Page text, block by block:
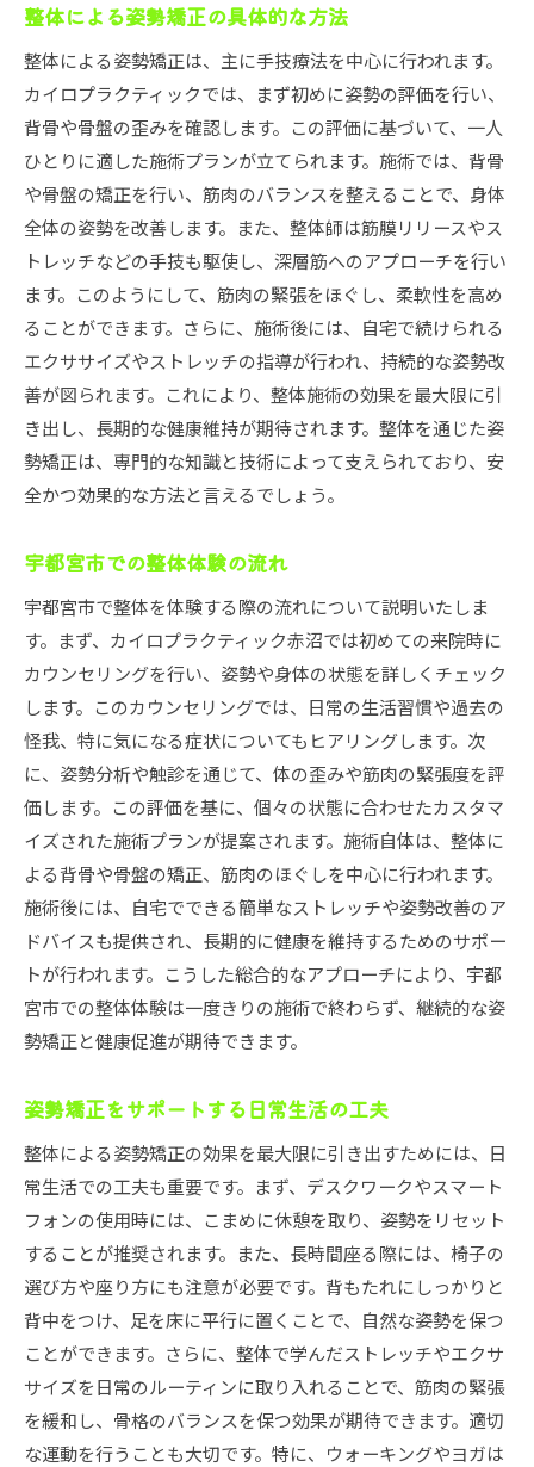
施術前後の姿勢変化の事例
専門家によるカスタマイズ施術プラン
定期的なカウンセリングとサポート
カイロプラクティック赤沼の最新技術と設備
整体で背骨と骨盤の歪みを矯正する重要性
背骨と骨盤の歪みが健康に与える影響
整体による歪み矯正のメカニズム
歪みを矯正することで得られる効果
日常生活で歪みを防ぐ姿勢のポイント
歪み矯正における整体の役割
歪みを改善するためのセルフケア方法
自然治癒力を引き出す整体のカスタマイズ施術プラ
ン
自然治癒力と整体の関係
個人に合わせたカスタマイズ施術プラン
整体施術プランの相談と提案
自然治癒力を高めるための生活習慣
整体と他の健康法との併用効果
宇都宮市での整体がもたらす健康と美しさの両立
姿勢矯正で得られる健康効果
整体が美容に与える影響
健康と美しさを保つための整体施術
整体と美容エクササイズの組み合わせ
姿勢改善で得られる自信と魅力
宇都宮市の整体院で美と健康を追求
整体による姿勢改善で日常生活の質を向上させる方
法
整体施術で得られる具体的なメリット
姿勢改善後のアクティブなライフスタイル
日常的に実践できる姿勢改善のコツ
整体で人生の質を向上させるための継続方法
整体を取り入れた健康的な生活習慣
整体による姿勢矯正の具体的な方法
整体による姿勢矯正は、主に手技療法を中心に行われます。
カイロプラクティックでは、まず初めに姿勢の評価を行い、
背骨や骨盤の歪みを確認します。この評価に基づいて、一人
ひとりに適した施術プランが立てられます。施術では、背骨
や骨盤の矯正を行い、筋肉のバランスを整えることで、身体
全体の姿勢を改善します。また、整体師は筋膜リリースやス
トレッチなどの手技も駆使し、深層筋へのアプローチを行い
ます。このようにして、筋肉の緊張をほぐし、柔軟性を高め
ることができます。さらに、施術後には、自宅で続けられる
エクササイズやストレッチの指導が行われ、持続的な姿勢改
善が図られます。これにより、整体施術の効果を最大限に引
き出し、長期的な健康維持が期待されます。整体を通じた姿
勢矯正は、専門的な知識と技術によって支えられており、安
全かつ効果的な方法と言えるでしょう。
宇都宮市での整体体験の流れ
宇都宮市で整体を体験する際の流れについて説明いたしま
す。まず、カイロプラクティック赤沼では初めての来院時に
カウンセリングを行い、姿勢や身体の状態を詳しくチェック
します。このカウンセリングでは、日常の生活習慣や過去の
怪我、特に気になる症状についてもヒアリングします。次
に、姿勢分析や触診を通じて、体の歪みや筋肉の緊張度を評
価します。この評価を基に、個々の状態に合わせたカスタマ
イズされた施術プランが提案されます。施術自体は、整体に
よる背骨や骨盤の矯正、筋肉のほぐしを中心に行われます。
施術後には、自宅でできる簡単なストレッチや姿勢改善のア
ドバイスも提供され、長期的に健康を維持するためのサポー
トが行われます。こうした総合的なアプローチにより、宇都
宮市での整体体験は一度きりの施術で終わらず、継続的な姿
勢矯正と健康促進が期待できます。
姿勢矯正をサポートする日常生活の工夫
整体による姿勢矯正の効果を最大限に引き出すためには、日
常生活での工夫も重要です。まず、デスクワークやスマート
フォンの使用時には、こまめに休憩を取り、姿勢をリセット
することが推奨されます。また、長時間座る際には、椅子の
選び方や座り方にも注意が必要です。背もたれにしっかりと
背中をつけ、足を床に平行に置くことで、自然な姿勢を保つ
ことができます。さらに、整体で学んだストレッチやエクサ
サイズを日常のルーティンに取り入れることで、筋肉の緊張
を緩和し、骨格のバランスを保つ効果が期待できます。適切
な運動を行うことも大切です。特に、ウォーキングやヨガは